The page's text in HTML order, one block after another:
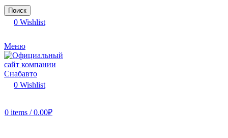
Поиск
0 Wishlist
Меню
0 Wishlist
0 items / 0.00₽